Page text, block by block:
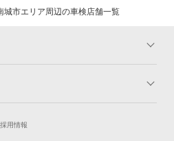
城市エリア周辺の車検店舗一覧
キャンペーン一覧
新車購入
採用情報